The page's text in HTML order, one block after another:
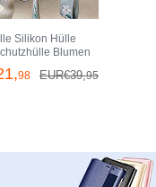
Silikon Hülle
Blumen
Mate 20 Lite
98 EUR€39,95